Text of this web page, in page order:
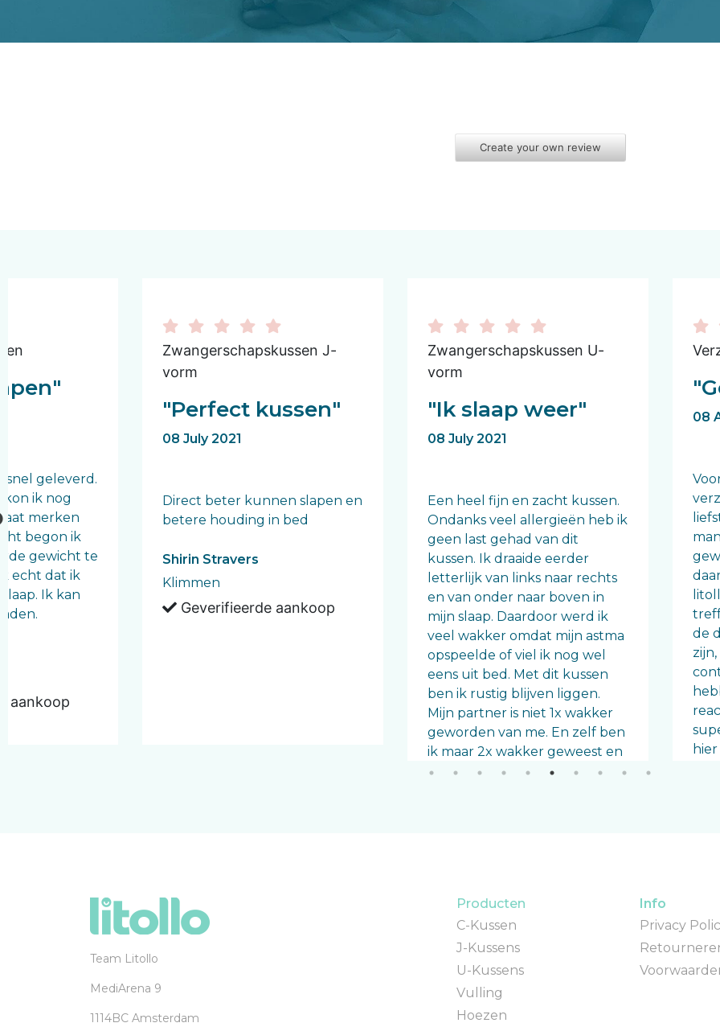
Create your own review
snel geleverd.
ik nog
merken
begon ik
gewicht te
echt dat ik
Ik kan
aankoop
Zwangerschapskussen J-
vorm
"Perfect kussen"
08 July 2021
Direct beter kunnen slapen en
betere houding in bed
Shirin Stravers
Klimmen
Geverifieerde aankoop
Zwangerschapskussen U-
vorm
"Ik slaap weer"
08 July 2021
Een heel fijn en zacht kussen.
Ondanks veel allergieën heb ik
geen last gehad van dit
kussen. Ik draaide eerder
letterlijk van links naar rechts
en van onder naar boven in
mijn slaap. Daardoor werd ik
veel wakker omdat mijn astma
opspeelde of viel ik nog wel
eens uit bed. Met dit kussen
ben ik rustig blijven liggen.
Mijn partner is niet 1x wakker
geworden van me. En zelf ben
ik maar 2x wakker geweest en
kon ik direct weer doorslapen.
Sint maarten
08
de
Team Litollo
MediArena 9
1114BC Amsterdam
Producten
C-Kussen
J-Kussens
U-Kussens
Vulling
Hoezen
Info
Privacy